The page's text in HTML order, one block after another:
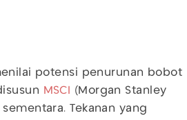
potensi penurunan bobot
MSCI
(Morgan Stanley
Tekanan yang